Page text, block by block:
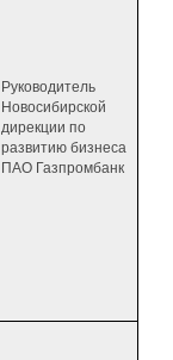
Руководитель
Новосибирской
дирекции по
развитию бизнеса
ПАО Газпромбанк